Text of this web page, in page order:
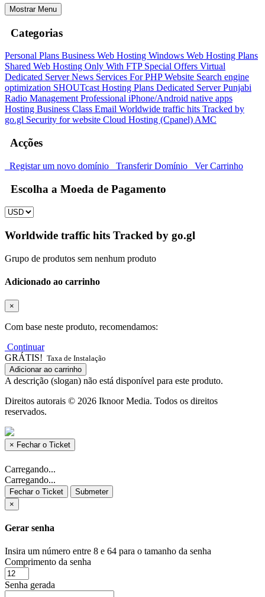
Mostrar Menu
Categorias
Personal Plans Business Web Hosting Windows Web Hosting Plans
Shared Web Hosting Only With FTP Special Offers Virtual
Dedicated ServerNews Services For PHP Website Search engine
optimization SHOUTcast Hosting Plans Dedicated ServerPunjabi
Radio ManagementProfessional iPhone/Android native apps
Hosting Business Class Email Worldwide traffic hits Tracked by
go.gl Security for website Cloud Hosting (Cpanel)AMC
Acções
Registar um novo domínio Transferir Domínio Ver Carrinho
Escolha a Moeda de Pagamento
Worldwide traffic hits Tracked by go.gl
Grupo de produtos sem nenhum produto
Adicionado ao carrinho
×
Com base neste produto, recomendamos:
Continuar
GRÁTIS! Taxa de Instalação
Adicionar ao carrinho
A descrição (slogan) não está disponível para este produto.
Direitos autorais © 2026 Iknoor Media. Todos os direitos
reservados.
× Fechar o Ticket
Carregando...
Carregando...
Fechar o Ticket
Submeter
×
Gerar senha
Insira um número entre 8 e 64 para o tamanho da senha
Comprimento da senha
Senha gerada